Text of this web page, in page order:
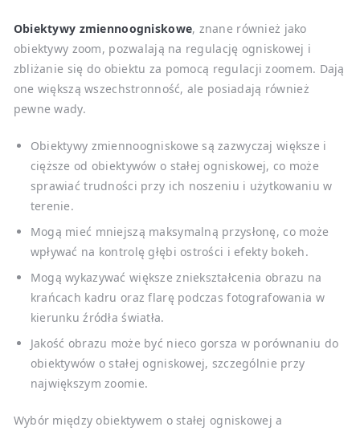
Obiektywy zmiennoogniskowe, znane również jako
obiektywy zoom, pozwalają na regulację ogniskowej i
zbliżanie się do obiektu za pomocą regulacji zoomem. Dają
one większą wszechstronność, ale posiadają również
pewne wady.
Obiektywy zmiennoogniskowe są zazwyczaj większe i
cięższe od obiektywów o stałej ogniskowej, co może
sprawiać trudności przy ich noszeniu i użytkowaniu w
terenie.
Mogą mieć mniejszą maksymalną przysłonę, co może
wpływać na kontrolę głębi ostrości i efekty bokeh.
Mogą wykazywać większe zniekształcenia obrazu na
krańcach kadru oraz flarę podczas fotografowania w
kierunku źródła światła.
Jakość obrazu może być nieco gorsza w porównaniu do
obiektywów o stałej ogniskowej, szczególnie przy
największym zoomie.
Wybór między obiektywem o stałej ogniskowej a